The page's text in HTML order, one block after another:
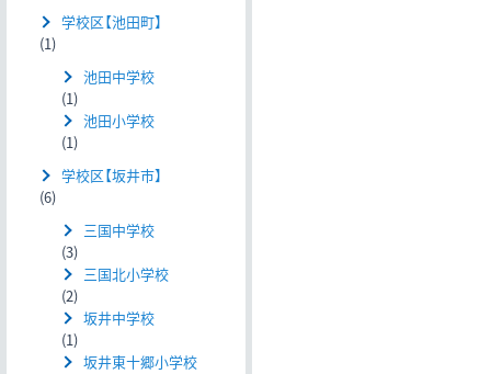
学校区【池田町】
(1)
池田中学校
(1)
池田小学校
(1)
学校区【坂井市】
(6)
三国中学校
(3)
三国北小学校
(2)
坂井中学校
(1)
坂井東十郷小学校